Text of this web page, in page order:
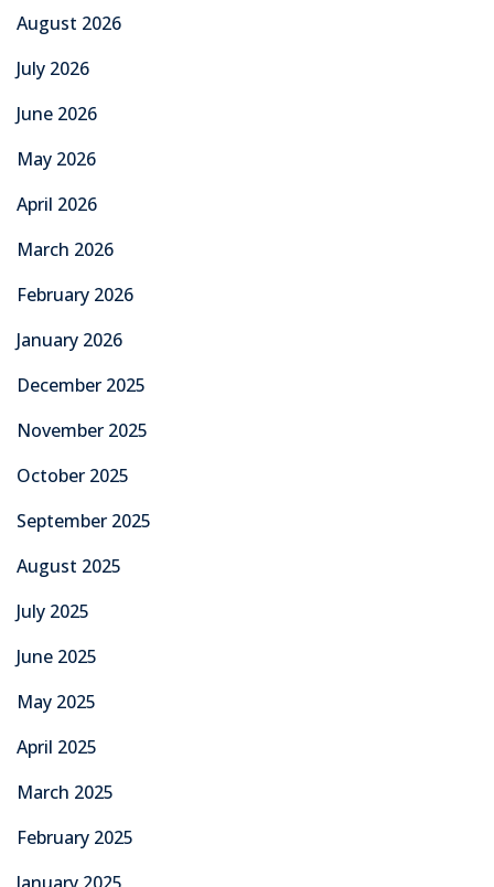
August 2026
July 2026
June 2026
May 2026
April 2026
March 2026
February 2026
January 2026
December 2025
November 2025
October 2025
September 2025
August 2025
July 2025
June 2025
May 2025
April 2025
March 2025
February 2025
January 2025